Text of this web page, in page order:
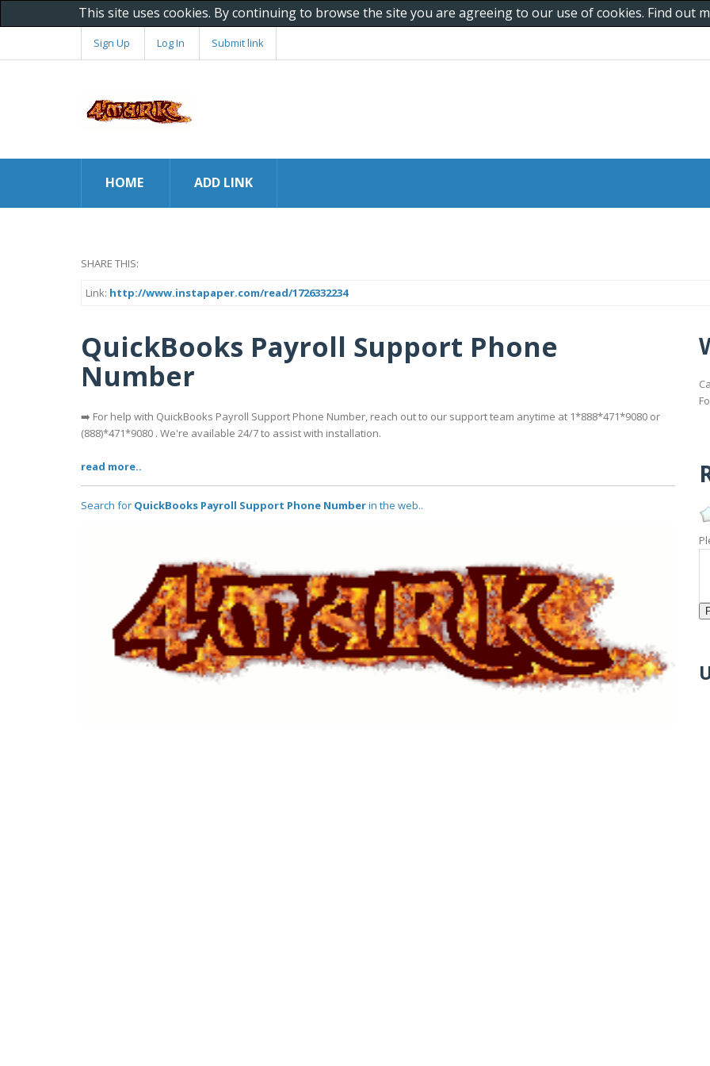
This site uses cookies. By continuing to browse the site you are agreeing to our use of cookies. Find out
Sign Up Log In Submit link
HOME ADD LINK
SHARE THIS:
Link: http://www.instapaper.com/read/1726332234
QuickBooks Payroll Support Phone
Number
➡️ For help with QuickBooks Payroll Support Phone Number, reach out to our support team anytime at 1*888*471*9080 or
(888)*471*9080 . We're available 24/7 to assist with installation.
read more..
Search for QuickBooks Payroll Support Phone Numberin the web..